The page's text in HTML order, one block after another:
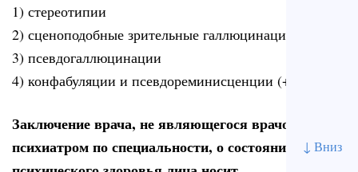
↓ Вниз
1) стереотипии
2) сценоподобные зрительные галлюцинации
3) псевдогаллюцинации
4) конфабуляции и псевдореминисценции (+)
Заключение врача, не являющегося врачом-
психиатром по специальности, о состоянии